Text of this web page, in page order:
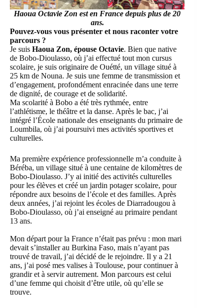
Haoua Octavie Zon est en France depuis plus de 20
ans.
Pouvez-vous vous présenter et nous raconter votre
parcours ?
Je suis Haoua Zon, épouse Octavie. Bien que native
de Bobo-Dioulasso, où j’ai effectué tout mon cursus
scolaire, je suis originaire de Ouétté, un village situé à
25 km de Nouna. Je suis une femme de transmission et
d’engagement, profondément enracinée dans une terre
de dignité, de courage et de solidarité.
Ma scolarité à Bobo a été très rythmée, entre
l’athlétisme, le théâtre et la danse. Après le bac, j’ai
intégré l’École nationale des enseignants du primaire de
Loumbila, où j’ai poursuivi mes activités sportives et
culturelles.
Ma première expérience professionnelle m’a conduite à
Béréba, un village situé à une centaine de kilomètres de
Bobo-Dioulasso. J’y ai initié des activités culturelles
pour les élèves et créé un jardin potager scolaire, pour
répondre aux besoins de l’école et des familles. Après
deux années, j’ai rejoint les écoles de Diarradougou à
Bobo-Dioulasso, où j’ai enseigné au primaire pendant
13 ans.
Mon départ pour la France n’était pas prévu : mon mari
devait s’installer au Burkina Faso, mais n’ayant pas
trouvé de travail, j’ai décidé de le rejoindre. Il y a 21
ans, j’ai posé mes valises à Toulouse, pour continuer à
grandir et à servir autrement. Mon parcours est celui
d’une femme qui choisit d’être utile, où qu’elle se
trouve.